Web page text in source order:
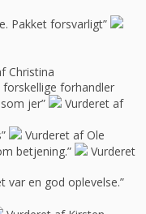
Pakket forsvarligt”
Christina
forhandler
jer”
Vurderet af
Vurderet af Ole
betjening.”
Vurderet
var en god oplevelse.”